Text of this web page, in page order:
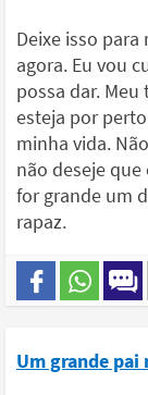
Deixe isso
agora. Eu vou
possa dar.
esteja por
minha vida.
não deseje
for grande um
rapaz.
Um grande pai